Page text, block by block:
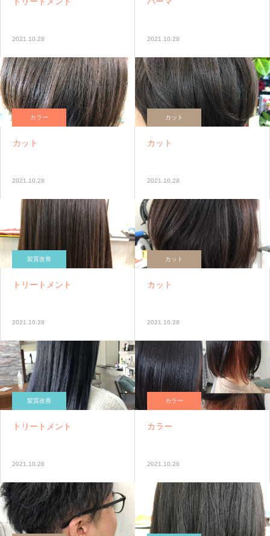
2021.10.28 2021.10.28
カラー
カット
2021.10.28
カット
カット
2021.10.28
髪質改善
トリートメント
2021.10.28
カット
カット
2021.10.28
髪質改善
トリートメント
2021.10.28
カラー
カラー
2021.10.28